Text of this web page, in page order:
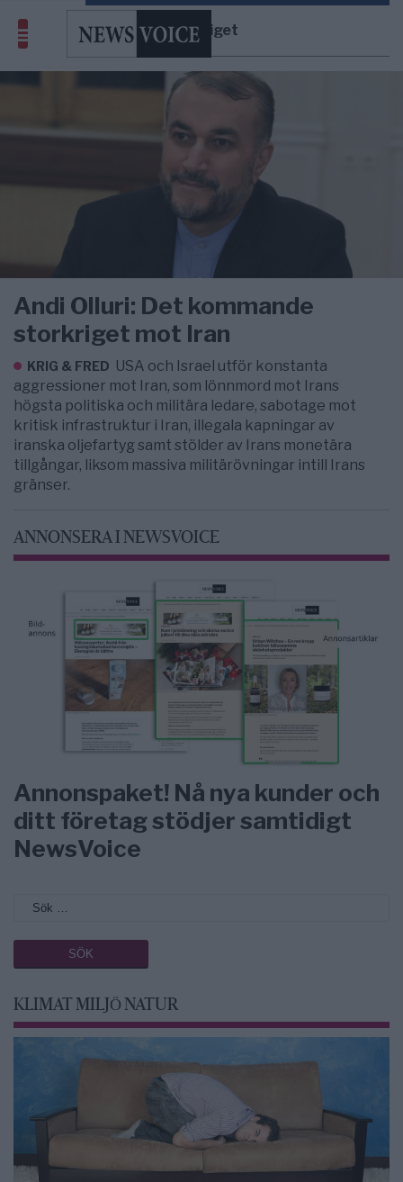
Irankriget
Andi Olluri: Det kommande
storkriget mot Iran
KRIG & FRED USA och Israel utför konstanta
aggressioner mot Iran, som lönnmord mot Irans
högsta politiska och militära ledare, sabotage mot
kritisk infrastruktur i Iran, illegala kapningar av
iranska oljefartyg samt stölder av Irans monetära
tillgångar, liksom massiva militärövningar intill Irans
gränser.
ANNONSERA I NEWSVOICE
Annonspaket! Nå nya kunder och
ditt företag stödjer samtidigt
NewsVoice
KLIMAT MILJÖ NATUR